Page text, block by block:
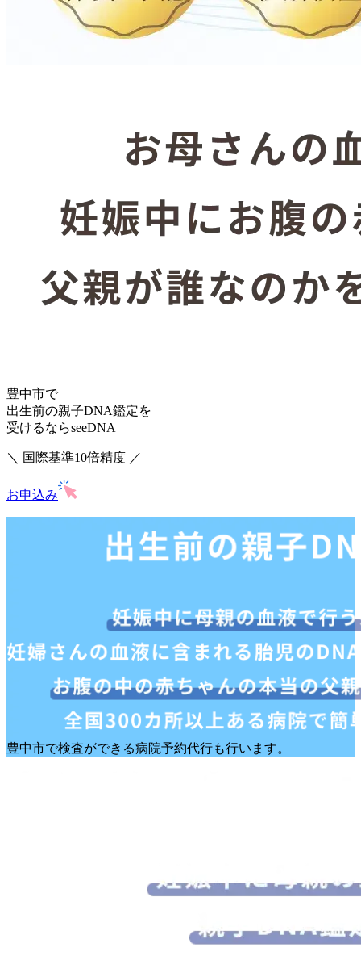
豊中市で
出生前の親子DNA鑑定を
受けるならseeDNA
＼ 国際基準10倍精度 ／
お申込み
豊中市で検査ができる病院予約代行も行います。